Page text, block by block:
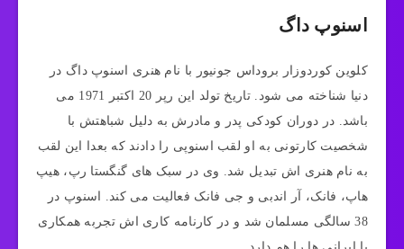
اسنوپ داگ
کلوین کوردوزار بروداس جونیور با نام هنری اسنوپ داگ در
دنیا شناخته می شود. تاریخ تولد این رپر 20 اکتبر 1971 می
باشد. در دوران کودکی پدر و مادرش به دلیل شباهتش با
شخصیت کارتونی به او لقب اسنوپی را دادند که بعدا این لقب
به نام هنری اش تبدیل شد. وی در سبک های گنگستا رپ، هیپ
هاپ، فانک، آر اندبی و جی فانک فعالیت می کند. اسنوپ در
38 سالگی مسلمان شد و در کارنامه کاری اش تجربه همکاری